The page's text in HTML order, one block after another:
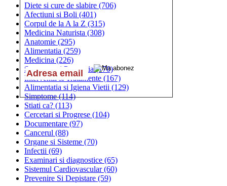
Diete si cure de slabire (706)
Afectiuni si Boli (401)
Corpul de la A la Z (315)
Medicina Naturista (308)
Anatomie (295)
Alimentatia (259)
Medicina (226)
Sanatatea si Preventia(170)
Interventii si Tratamente (167)
Alimentatia si Igiena Vietii (129)
Simptome(114)
Stiati ca? (113)
Cercetari si Progrese (104)
Documentare (97)
Cancerul (88)
Organe si Sisteme (70)
Infectii (69)
Examinari si diagnostice (65)
Sistemul Cardiovascular(60)
Prevenire Si Depistare (59)